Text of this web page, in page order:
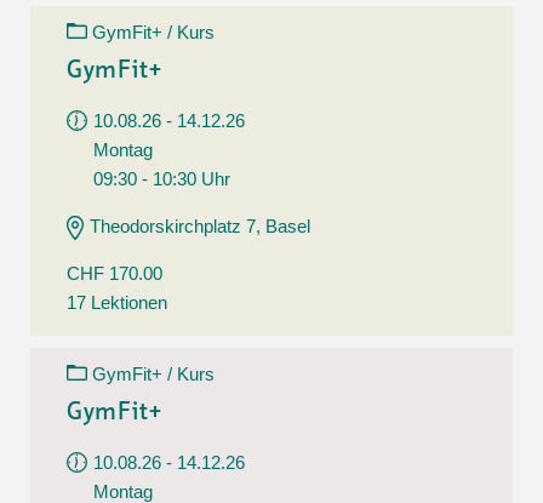
GymFit+ / Kurs
GymFit+
10.08.26 - 14.12.26
Montag
09:30 - 10:30 Uhr
Theodorskirchplatz 7, Basel
CHF 170.00
17 Lektionen
GymFit+ / Kurs
GymFit+
10.08.26 - 14.12.26
Montag